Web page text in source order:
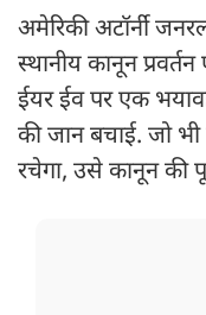
अमेरिकी अटॉर्नी
स्थानीय कानून
ईयर ईव पर एक
की जान बचाई. जो
रचेगा, उसे कानून की